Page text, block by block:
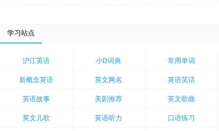
学习站点
沪江英语 小D词典 常用单词
新概念英语 英文网名 英语笑话
英语故事 美剧推荐 英文歌曲
英文儿歌 英语听力 口语练习